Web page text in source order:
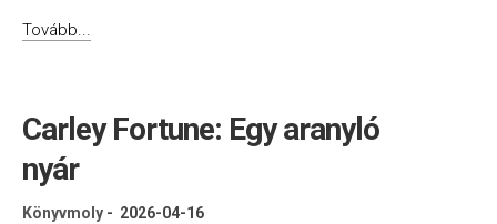
Tovább...
Carley Fortune: Egy aranyló
nyár
Könyvmoly - 2026-04-16